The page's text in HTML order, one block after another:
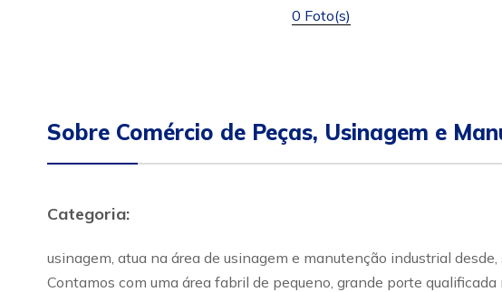
0 Foto(s)
Sobre Comércio de Peças, Usinagem e
Categoria:
usinagem, atua na área de usinagem e manutenção industrial
Contamos com uma área fabril de pequeno, grande porte qualificada